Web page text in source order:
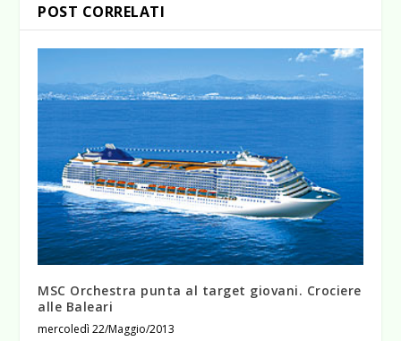
POST CORRELATI
MSC Orchestra punta al target giovani. Crociere
alle Baleari
mercoledì 22/Maggio/2013